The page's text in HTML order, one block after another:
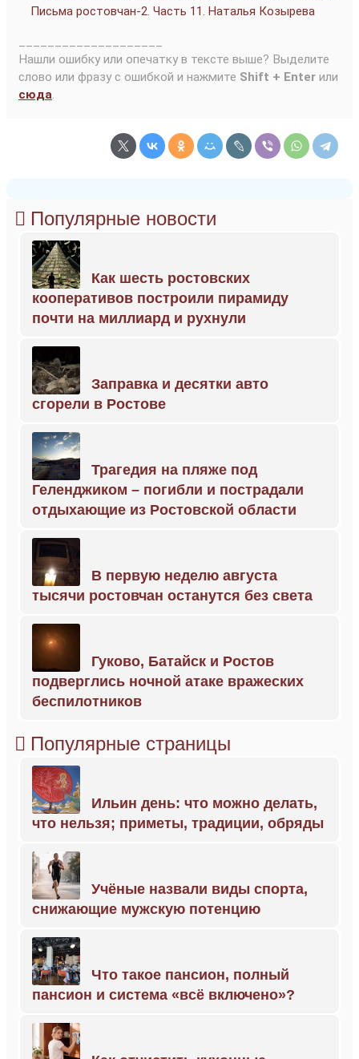
Письма ростовчан-2. Часть 11. Наталья Козырева
Нашли ошибку или опечатку в тексте выше? Выделите
слово или фразу с ошибкой и нажмите Shift + Enter или
сюда.
Популярные новости
Как шесть ростовских
кооперативов построили пирамиду
почти на миллиард и рухнули
Заправка и десятки авто
сгорели в Ростове
Трагедия на пляже под
Геленджиком – погибли и пострадали
отдыхающие из Ростовской области
В первую неделю августа
тысячи ростовчан останутся без света
Гуково, Батайск и Ростов
подверглись ночной атаке вражеских
беспилотников
Популярные страницы
Ильин день: что можно делать,
что нельзя; приметы, традиции, обряды
Учёные назвали виды спорта,
снижающие мужскую потенцию
Что такое пансион, полный
пансион и система «всё включено»?